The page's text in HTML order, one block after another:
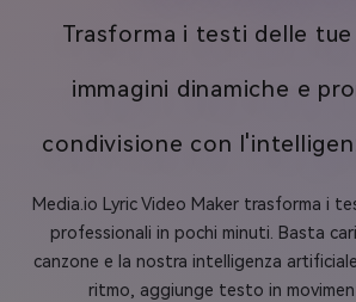
Trasforma i testi delle
immagini dinamiche e
condivisione con
Media.io Lyric Video Maker trasforma i
professionali in pochi minuti. Basta
canzone e la nostra intelligenza
ritmo, aggiunge testo in